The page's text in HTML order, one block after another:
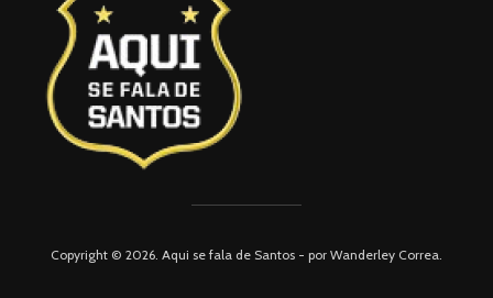
Copyright © 2026. Aqui se fala de Santos - por Wanderley Correa.